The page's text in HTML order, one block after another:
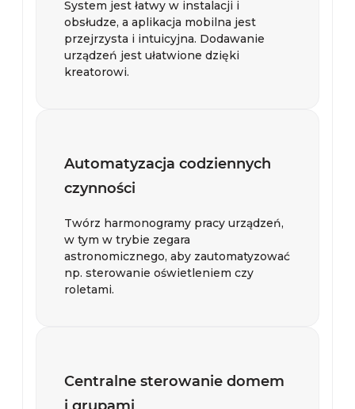
System jest łatwy w instalacji i
obsłudze, a aplikacja mobilna jest
przejrzysta i intuicyjna. Dodawanie
urządzeń jest ułatwione dzięki
kreatorowi.
Automatyzacja codziennych
czynności
Twórz harmonogramy pracy urządzeń,
w tym w trybie zegara
astronomicznego, aby zautomatyzować
np. sterowanie oświetleniem czy
roletami.
Centralne sterowanie domem